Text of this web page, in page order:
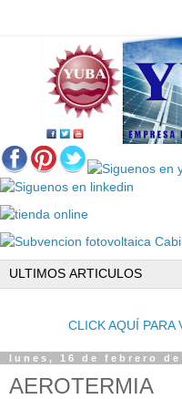
CLICK AQUÍ PARA
lunes, 16 de febrero de
AEROTERMIA